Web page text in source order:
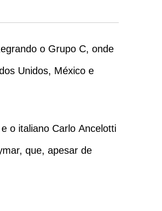
o Grupo C, onde
Unidos, México e
o italiano Carlo Ancelotti
que, apesar de